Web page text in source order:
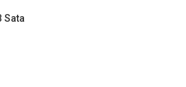
Sata